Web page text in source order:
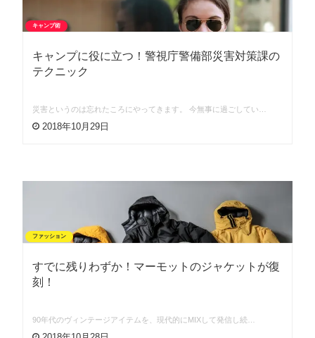
キャンプ術
キャンプに役に立つ！警視庁警備部災害対策課の
テクニック
災害というのは忘れたころにやってきます。 今無事に過ごしてい…
2018年10月29日
ファッション
すでに残りわずか！マーモットのジャケットが復
刻！
90年代のヴィンテージアイテムを、現代的にMIXして発信し続…